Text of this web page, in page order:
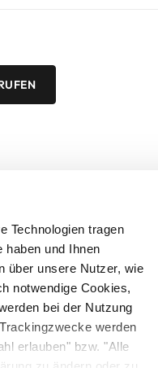
Technologien tragen
und Ihnen
über unsere Nutzer, wie
notwendige Cookies,
bei der Nutzung
werden
erlauben" bzw. "Alle